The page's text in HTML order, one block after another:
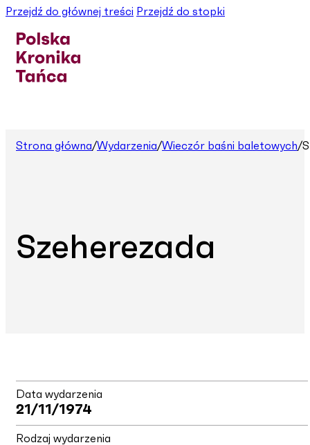
Przejdź do głównej treści Przejdź do stopki
Strona główna/Wydarzenia/Wieczór baśni baletowych/
Szeherezada
Data wydarzenia
21/11/1974
Rodzaj wydarzenia